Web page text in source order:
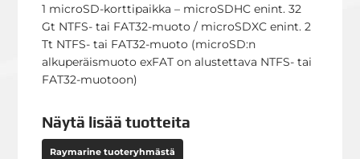
1 microSD-korttipaikka – microSDHC enint. 32
Gt NTFS- tai FAT32-muoto / microSDXC enint. 2
Tt NTFS- tai FAT32-muoto (microSD:n
alkuperäismuoto exFAT on alustettava NTFS- tai
FAT32-muotoon)
Näytä lisää tuotteita
Raymarine tuoteryhmästä